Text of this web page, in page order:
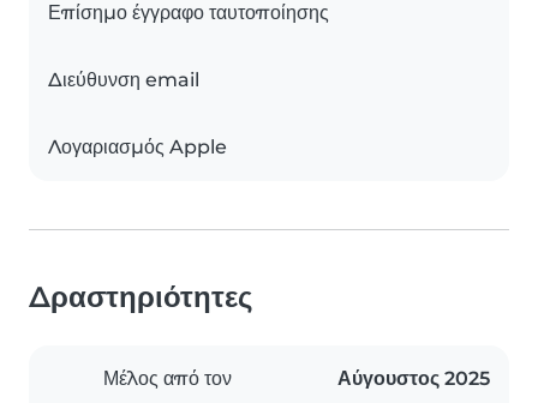
Επίσημο έγγραφο ταυτοποίησης
Διεύθυνση email
Λογαριασμός Apple
Δραστηριότητες
Μέλος από τον Αύγουστος 2025